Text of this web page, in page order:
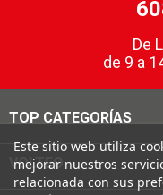
De
de 9 a
TOP CATEGORÍAS
VOLTEO
Este sitio web utiliza
mejorar nuestros
relacionada con sus